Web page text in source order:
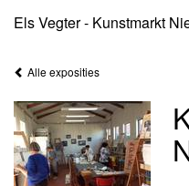
Els Vegter - Kunstmarkt
Alle exposities